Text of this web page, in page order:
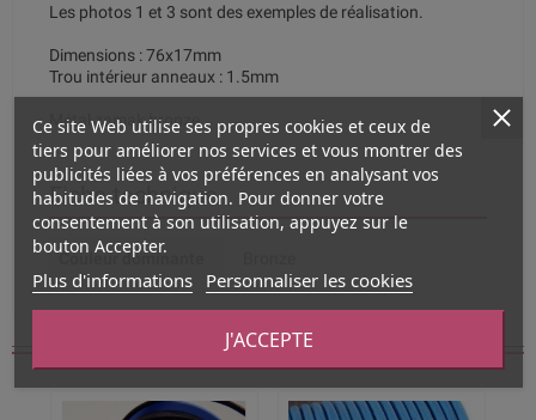
Les photos 1 et 3 sont des exemples de réalisation.
Dimensions : 76x17mm
Trou intérieur anneaux : 1.5mm
Métal zamak bronze.
Fiche technique
Couleur dominante
Vous aimerez aussi
Ce site Web utilise ses propres cookies et ceux de
tiers pour améliorer nos services et vous montrer des
publicités liées à vos préférences en analysant vos
habitudes de navigation. Pour donner votre
consentement à son utilisation, appuyez sur le
bouton Accepter.
Plus d'informations Personnaliser les cookies
J'ACCEPTE